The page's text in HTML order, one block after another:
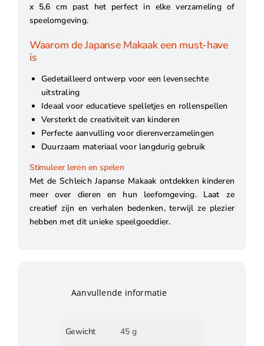
x 5,6 cm past het perfect in elke verzameling of
speelomgeving.
Waarom de Japanse Makaak een must-have
is
Gedetailleerd ontwerp voor een levensechte
uitstraling
Ideaal voor educatieve spelletjes en rollenspellen
Versterkt de creativiteit van kinderen
Perfecte aanvulling voor dierenverzamelingen
Duurzaam materiaal voor langdurig gebruik
Stimuleer leren en spelen
Met de Schleich Japanse Makaak ontdekken kinderen
meer over dieren en hun leefomgeving. Laat ze
creatief zijn en verhalen bedenken, terwijl ze plezier
hebben met dit unieke speelgoeddier.
Aanvullende informatie
Gewicht 45 g